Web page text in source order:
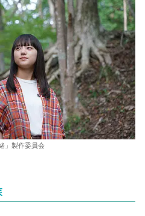
」製作委員会